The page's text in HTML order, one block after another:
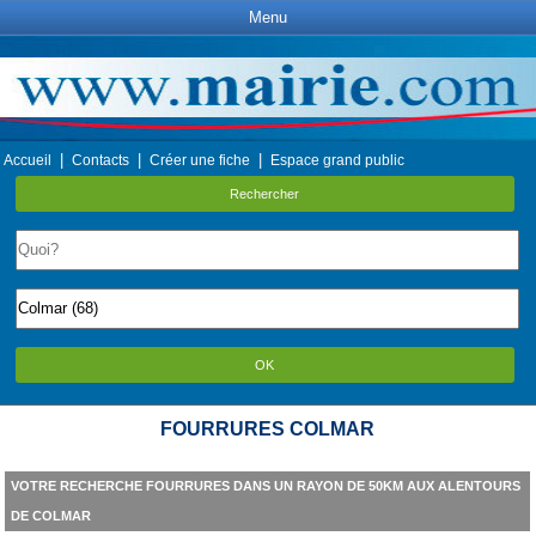
Menu
Accueil Contacts Créer une fiche Espace grand public
Rechercher
OK
FOURRURES COLMAR
VOTRE RECHERCHE FOURRURES DANS UN RAYON DE 50KM AUX ALENTOURS
DE COLMAR